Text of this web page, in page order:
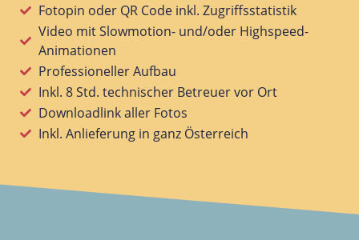
Fotopin oder QR Code inkl. Zugriffsstatistik
Video mit Slowmotion- und/oder Highspeed-
Animationen
Professioneller Aufbau
Inkl. 8 Std. technischer Betreuer vor Ort
Downloadlink aller Fotos
Inkl. Anlieferung in ganz Österreich